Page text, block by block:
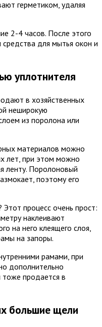
герметиком, удаляя
2-4 часов. После этого
для мытья окон и
уплотнителя
в хозяйственных
неширокую
из поролона или
материалов можно
лет, при этом можно
ленту. Поролоновый
поэтому его
Этот процесс очень прост:
наклеивают
на него клеящего слоя,
на запоры.
рамами, при
дополнительно
продается в
большие щели